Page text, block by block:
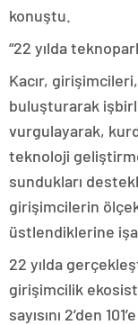
konuştu.
“22 yılda
Kacır,
buluşturarak
vurgulayarak,
teknoloji
sundukları
girişimcilerin
üstlendiklerine
22 yılda
girişimcilik
sayısını 2’den